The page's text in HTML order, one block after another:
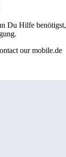
Du Hilfe benötigst,
our mobile.de